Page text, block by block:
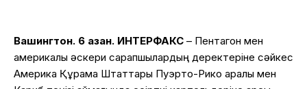
Вашингтон. 6 қазан. ИНТЕРФАКС – Пентагон мен
америкалық әскери сарапшылардың деректеріне сәйкес
Америка Құрама Штаттары Пуэрто-Рико аралы мен